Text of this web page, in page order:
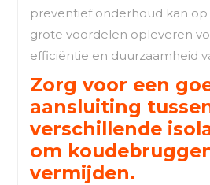
preventief onderhoud kan
grote voordelen opleveren
efficiëntie en duurzaamheid
Zorg voor een
aansluiting
verschillende
om
vermijden.